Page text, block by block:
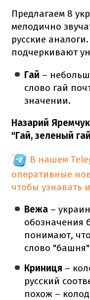
Предлагаем 8
мелодично
русские
подчеркивают
Гай –
слово гай
значении.
Назарий
"Гай, зеленый
В нашем
оперативные
чтобы узнавать
Вежа –
обозначения
понимают,
слово
Криниця –
русский
похож –